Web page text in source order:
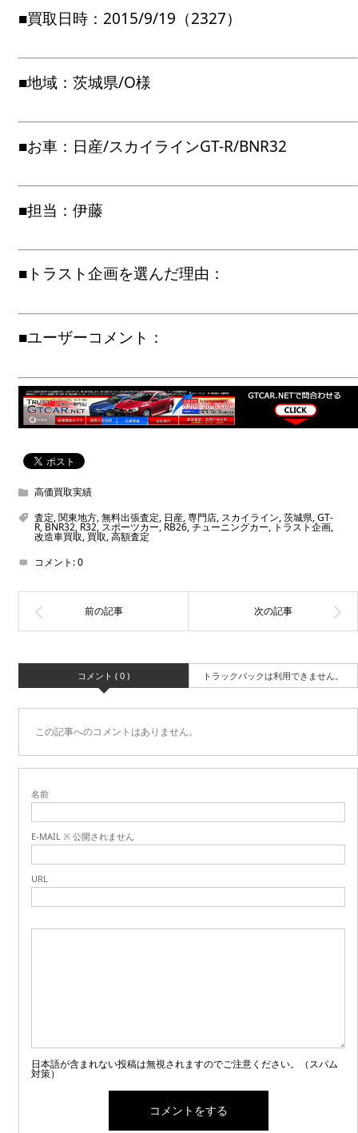
■買取日時：2015/9/19（2327）
■地域：茨城県/O様
■お車：日産/スカイラインGT-R/BNR32
■担当：伊藤
■トラスト企画を選んだ理由：
■ユーザーコメント：
高価買取実績
査定,関東地方,無料出張査定, 日産,専門店, スカイライン,茨城県,GT-
R,BNR32, R32, スポーツカー, RB26,チューニングカー, トラスト企画,
改造車買取, 買取,高額査定
コメント:0
コメント ( 0 ) トラックバックは利用できません。
この記事へのコメントはありません。
名前
E-MAIL ※ 公開されません
URL
日本語が含まれない投稿は無視されますのでご注意ください。（スパム
対策）